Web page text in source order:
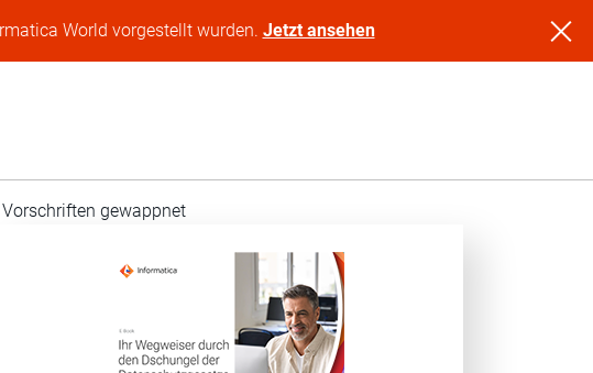
World vorgestellt wurden. Jetzt ansehen
gewappnet